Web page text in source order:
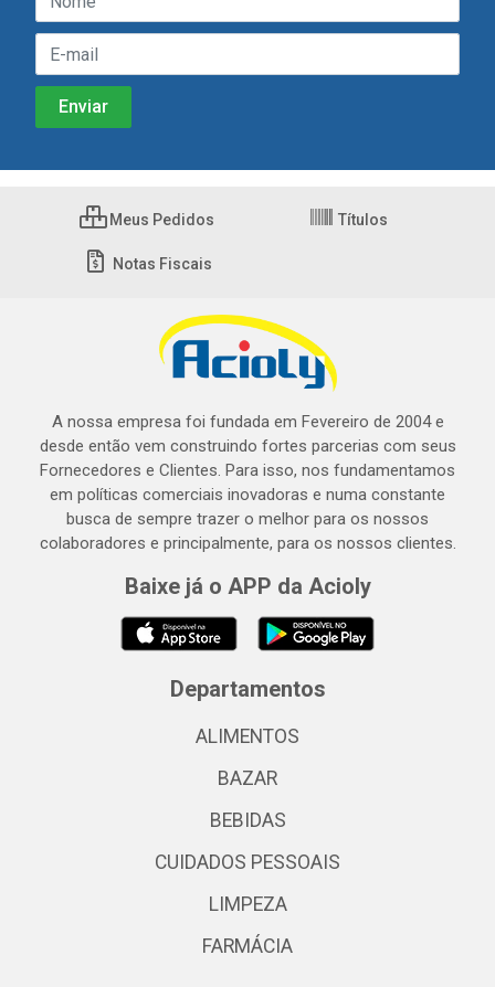
Meus Pedidos Títulos
Notas Fiscais
A nossa empresa foi fundada em Fevereiro de 2004 e
desde então vem construindo fortes parcerias com seus
Fornecedores e Clientes. Para isso, nos fundamentamos
em políticas comerciais inovadoras e numa constante
busca de sempre trazer o melhor para os nossos
colaboradores e principalmente, para os nossos clientes.
Baixe já o APP da Acioly
Departamentos
ALIMENTOS
BAZAR
BEBIDAS
CUIDADOS PESSOAIS
LIMPEZA
FARMÁCIA